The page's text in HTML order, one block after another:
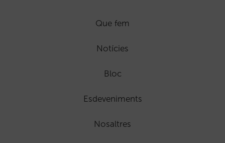
Que fem
Notícies
Bloc
Esdeveniments
Nosaltres